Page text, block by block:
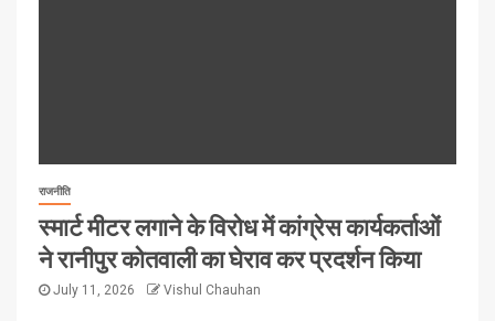
राजनीति
स्मार्ट मीटर लगाने के विरोध में कांग्रेस कार्यकर्ताओं
ने रानीपुर कोतवाली का घेराव कर प्रदर्शन किया
July 11, 2026 Vishul Chauhan